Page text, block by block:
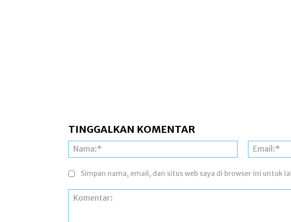
TINGGALKAN KOMENTAR
Nama:*
Simpan nama, email, dan situs web saya di browser ini untuk